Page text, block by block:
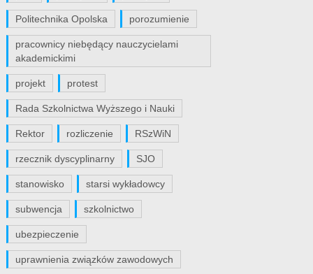
Politechnika Opolska porozumienie
pracownicy niebędący nauczycielami
akademickimi
projekt protest
Rada Szkolnictwa Wyższego i Nauki
Rektor rozliczenie RSzWiN
rzecznik dyscyplinarny SJO
stanowisko starsi wykładowcy
subwencja szkolnictwo
ubezpieczenie
uprawnienia związków zawodowych